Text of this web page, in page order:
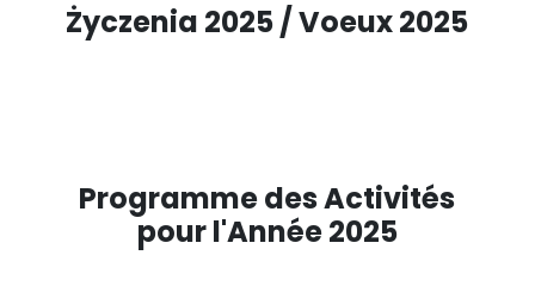
Życzenia 2025 / Voeux 2025
Programme des Activités
pour l'Année 2025